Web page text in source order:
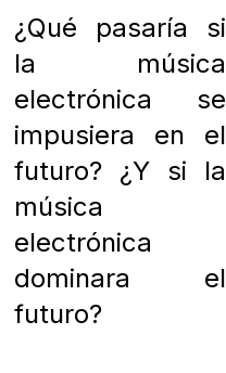
¿Qué pasaría si
la música
electrónica se
impusiera en el
futuro? ¿Y si la
música
electrónica
dominara el
futuro?